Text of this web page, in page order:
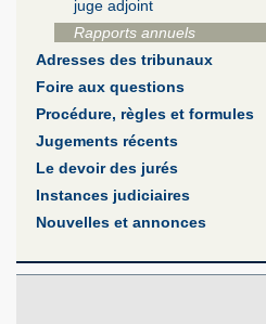
juge adjoint
Rapports annuels
Adresses des tribunaux
Foire aux questions
Procédure, règles et formules
Jugements récents
Le devoir des jurés
Instances judiciaires
Nouvelles et annonces